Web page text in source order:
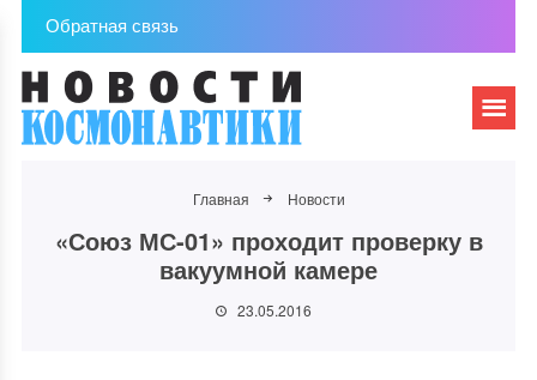
Обратная связь
Главная Новости
«Союз МС-01» проходит проверку в
вакуумной камере
23.05.2016